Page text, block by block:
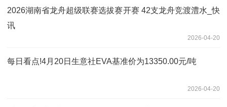
2026湖南省龙舟超级联赛选拔赛开赛 42支龙舟竞渡澧水_快
讯
2026-04-20
每日看点!4月20日生意社EVA基准价为13350.00元/吨
2026-04-20